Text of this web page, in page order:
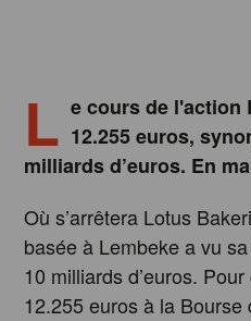
L e cours de l'action
12.255 euros,
milliards d’euros. En
Où s’arrêtera Lotus
basée à Lembeke a vu
10 milliards d’euros.
12.255 euros à la